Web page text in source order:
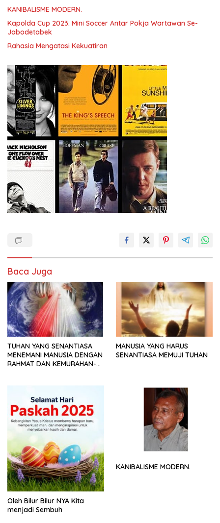
KANIBALISME MODERN.
Kapolda Cup 2023: Mini Soccer Antar Pokja Wartawan Se-
Jabodetabek
Rahasia Mengatasi Kekuatiran
Baca Juga
TUHAN YANG SENANTIASA
MENEMANI MANUSIA DENGAN
RAHMAT DAN KEMURAHAN-
MANUSIA YANG HARUS
SENANTIASA MEMUJI TUHAN
Oleh Bilur Bilur NYA Kita
menjadi Sembuh
KANIBALISME MODERN.